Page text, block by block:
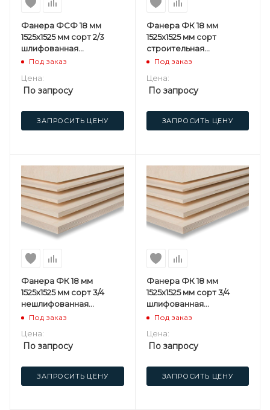
Фанера ФСФ 18 мм
1525х1525 мм сорт 2/3
шлифованная
березовая
Под заказ
Цена:
По запросу
ЗАПРОСИТЬ ЦЕНУ
Фанера ФК 18 мм
1525х1525 мм сорт
строительная
нешлифованная
Под заказ
Цена:
По запросу
ЗАПРОСИТЬ ЦЕНУ
Фанера ФК 18 мм
1525х1525 мм сорт 3/4
нешлифованная
березовая
Под заказ
Цена:
По запросу
ЗАПРОСИТЬ ЦЕНУ
Фанера ФК 18 мм
1525х1525 мм сорт 3/4
шлифованная
березовая
Под заказ
Цена:
По запросу
ЗАПРОСИТЬ ЦЕНУ